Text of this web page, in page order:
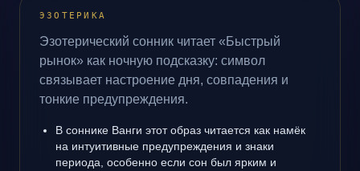
ЭЗОТЕРИКА
Эзотерический сонник читает «Быстрый
рынок» как ночную подсказку: символ
связывает настроение дня, совпадения и
тонкие предупреждения.
В соннике Ванги этот образ читается как намёк
на интуитивные предупреждения и знаки
периода, особенно если сон был ярким и